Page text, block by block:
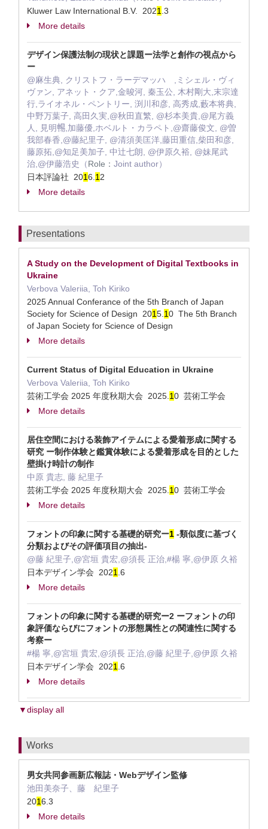
Kluwer Law International B.V. 2021 .3
More details
デザイン保護法制の現状と課題ー法学と創作の視点から
ー
@麻生典, クリストフ・ラーデマッハ ,ミシェル・ヴィ
ヴァン, アネット・クア,金晙河, 秦玉公, 木村剛大,末宗達
行,ライオネル・ペントリー, 渕川和彦, 高秀成,藪本将典,
中野万葉子, 高田久実,@秋田直繁, @杉本美貴,@尾方義
人, 見明𣈱,加藤優,ホベルト・カラペト,@齋藤俊文, @曽
我部春香,@藤紀里子, @清須美匡洋,藤田重信,柴田和彦,
藤原拓,@知足美加子, 中辻七朗, @伊原久裕, @妹尾武
治,@伊藤浩史（Role： Joint author）
日本評論社 2016. 1 2
More details
Presentations
A Study on the Development of Digital Textbooks in
Ukraine
Verbova Valeriia, Toh Kiriko
2025 Annual Conferance of the 5th Branch of Japan
Society for Science of Design 2015. 10 The 5th Branch
of Japan Society for Science of Design
More details
Current Status of Digital Education in Ukraine
Verbova Valeriia, Toh Kiriko
芸術工学会 2025 年度秋期大会 2025. 10 芸術工学会
More details
居住空間における装飾アイテムによる愛着形成に関する
研究 ー制作体験と鑑賞体験による愛着形成を目的とした
壁掛け時計の制作
中原 貴志, 藤 紀里子
芸術工学会 2025 年度秋期大会 2025. 10 芸術工学会
More details
フォントの印象に関する基礎的研究ー1 -類似度に基づく
分類およびその評価項目の抽出-
@藤 紀里子,@宮垣 貴宏,@須長 正治,#楊 寧,@伊原 久裕
日本デザイン学会 2021 .6
More details
フォントの印象に関する基礎的研究ー2 ーフォントの印
象評価ならびにフォントの形態属性との関連性に関する
考察ー
#楊 寧,@宮垣 貴宏,@須長 正治,@藤 紀里子,@伊原 久裕
日本デザイン学会 2021 .6
More details
▼display all
Works
男女共同参画新広報誌・Webデザイン監修
池田美奈子、藤 紀里子
2016.3
More details